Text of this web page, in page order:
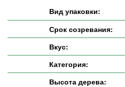
Вид упаковки:
Срок созревания:
Вкус:
Категория:
Высота дерева: